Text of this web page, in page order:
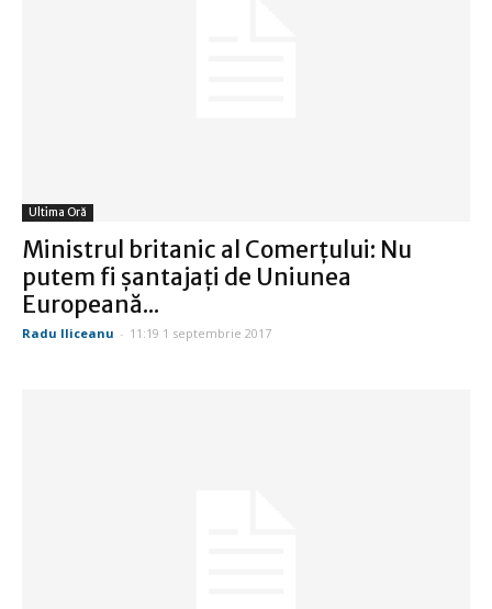
Ultima Oră
Ministrul britanic al Comerţului: Nu
putem fi şantajaţi de Uniunea
Europeană...
Radu Iliceanu - 11:19 1 septembrie 2017